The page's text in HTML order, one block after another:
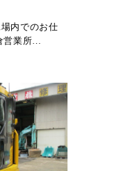
内でのお仕
営業所…